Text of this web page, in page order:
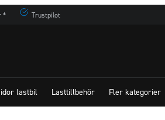
* Trustpilot
lastbil Lasttillbehör Fler kategorier